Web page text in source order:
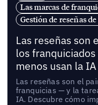
Las marcas de
Gestión de reseñas
Las reseñas son
los
menos usan la IA
Las reseñas son el
franquicias — y la
IA. Descubre cómo